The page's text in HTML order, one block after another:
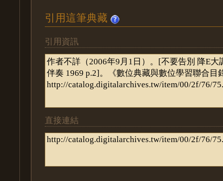
引用這筆典藏
引用資訊
直接連結